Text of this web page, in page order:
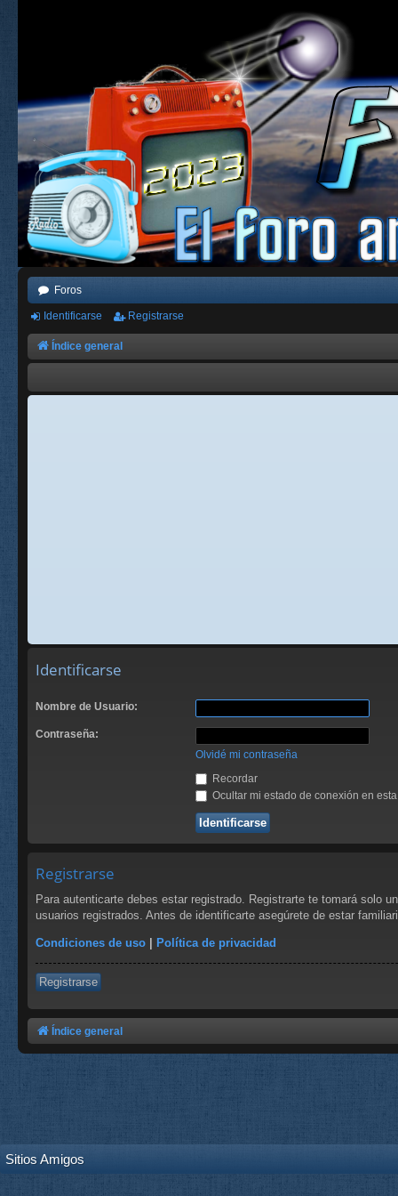
Foros
Identificarse Registrarse
Índice general
Identificarse
Nombre de Usuario:
Contraseña:
Olvidé mi contraseña
Recordar
Ocultar mi estado de conexión en
Registrarse
Para autenticarte debes estar registrado. Registrarte te tomará solo
usuarios registrados. Antes de identificarte asegúrete de estar
Condiciones de uso | Política de privacidad
Registrarse
Índice general
Sitios Amigos